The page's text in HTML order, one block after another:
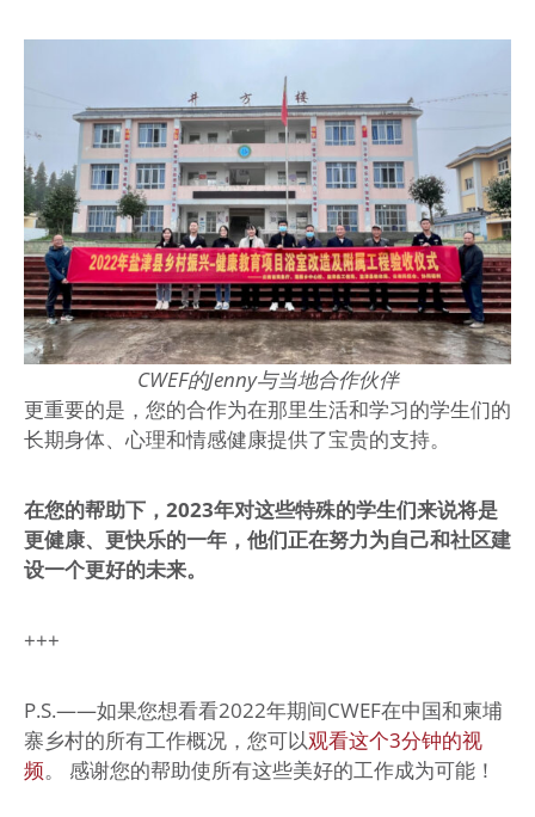
CWEF的Jenny与当地合作伙伴
更重要的是，您的合作为在那里生活和学习的学生们的
长期身体、心理和情感健康提供了宝贵的支持。
在您的帮助下，2023年对这些特殊的学生们来说将是
更健康、更快乐的一年，他们正在努力为自己和社区建
设一个更好的未来。
+++
P.S.——如果您想看看2022年期间CWEF在中国和柬埔
寨乡村的所有工作概况，您可以观看这个3分钟的视
频。 感谢您的帮助使所有这些美好的工作成为可能！